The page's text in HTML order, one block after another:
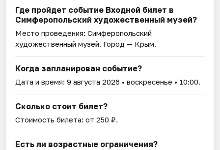
Где пройдет событие Входной билет в
Симферопольский художественный музей?
Место проведения:Симферопольский
художественный музей. Город — Крым.
Когда запланирован событие?
Дата и время:9 августа 2026 • воскресенье • 10:00.
Сколько стоит билет?
Стоимость билета: от 250 ₽.
Есть ли возрастные ограничения?